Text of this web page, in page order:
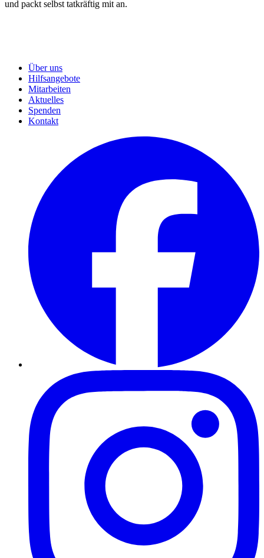
und packt selbst tatkräftig mit an.
Über uns
Hilfsangebote
Mitarbeiten
Aktuelles
Spenden
Kontakt